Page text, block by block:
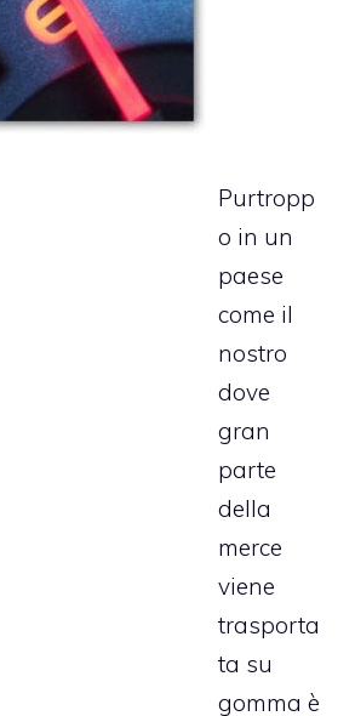
Purtropp
o in un
paese
come il
nostro
dove
gran
parte
della
merce
viene
trasporta
ta su
gomma è